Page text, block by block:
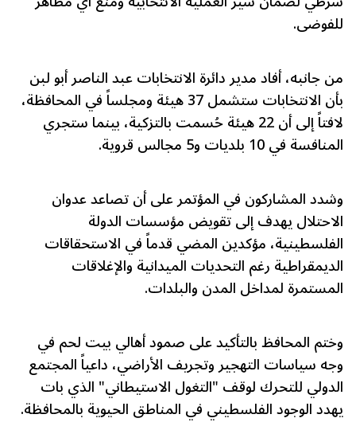
للفوضى.
من جانبه، أفاد مدير دائرة الانتخابات عبد الناصر أبو لبن
بأن الانتخابات ستشمل 37 هيئة ومجلساً في المحافظة،
لافتاً إلى أن 22 هيئة حُسمت بالتزكية، بينما ستجري
المنافسة في 10 بلديات و5 مجالس قروية.
وشدد المشاركون في المؤتمر على أن تصاعد عدوان
الاحتلال يهدف إلى تقويض مؤسسات الدولة
الفلسطينية، مؤكدين المضي قدماً في الاستحقاقات
الديمقراطية رغم التحديات الميدانية والإغلاقات
المستمرة لمداخل المدن والبلدات.
وختم المحافظ بالتأكيد على صمود أهالي بيت لحم في
وجه سياسات التهجير وتجريف الأراضي، داعياً المجتمع
الدولي للتحرك لوقف "التغول الاستيطاني" الذي بات
يهدد الوجود الفلسطيني في المناطق الحيوية بالمحافظة.